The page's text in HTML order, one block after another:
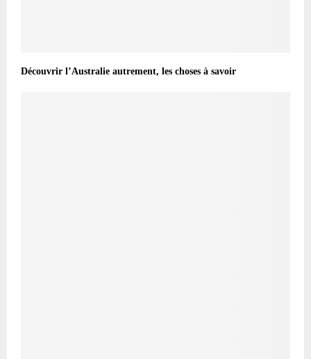
Découvrir l’Australie autrement, les choses à savoir